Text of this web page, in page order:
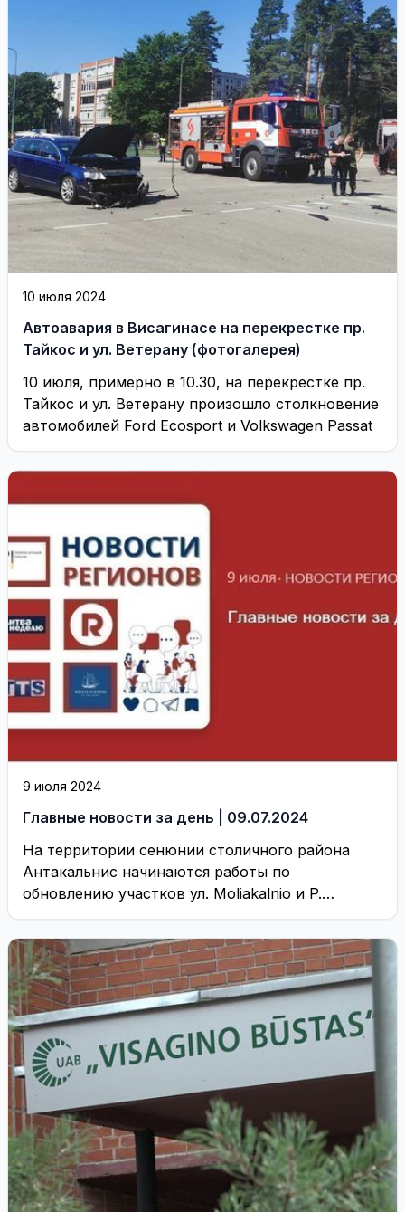
10 июля 2024
Автоавария в Висагинасе на перекрестке пр.
Тайкос и ул. Ветерану (фотогалерея)
10 июля, примерно в 10.30, на перекрестке пр.
Тайкос и ул. Ветерану произошло столкновение
автомобилей Ford Ecosport и Volkswagen Passat
9 июля 2024
Главные новости за день | 09.07.2024
На территории сенюнии столичного района
Антакальнис начинаются работы по
обновлению участков ул. Moliakalnio и P.
Morkūno.